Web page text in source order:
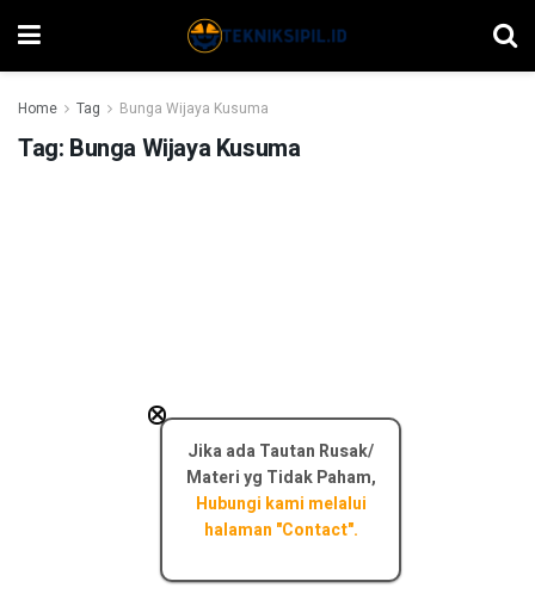
Home Tag Bunga Wijaya Kusuma
Tag: Bunga Wijaya Kusuma
Jika ada Tautan Rusak/
Materi yg Tidak Paham,
Hubungi kami melalui
halaman "Contact".
×